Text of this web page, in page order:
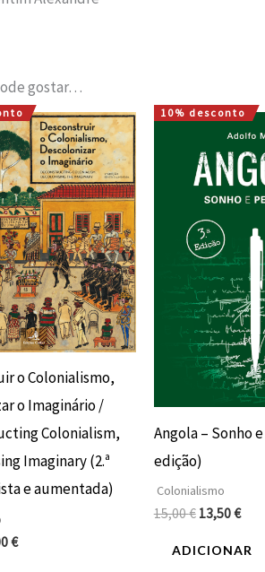
gostar…
o Colonialismo,
o Imaginário /
Colonialism,
Imaginary (2.ª
e aumentada)
€.
€
O
preço
atual
é:
36,00 €.
10% desconto
Angola – Sonho
edição)
Colonialismo
15,00€
O
preço
original
era:
15,00 €.
13,50€
O
é:
ADICIONAR